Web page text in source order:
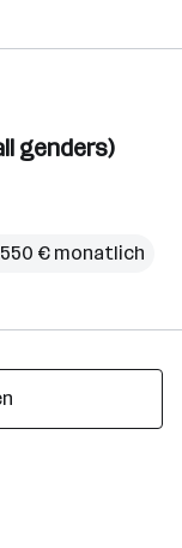
genders)
€ monatlich